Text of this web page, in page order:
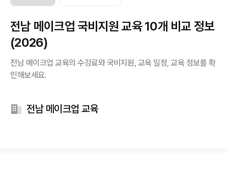
전남 메이크업 국비지원 교육 10개 비교 정보
(2026)
전남 메이크업 교육의 수강료와 국비지원, 교육 일정, 교육 정보를 확
인해보세요.
전남 메이크업 교육